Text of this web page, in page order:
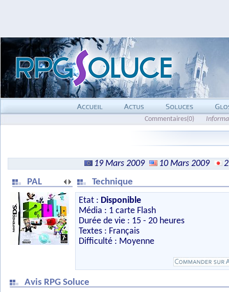
Commentaires(0)
19 Mars 2009 10 Mars 2009
PAL
Technique
Etat : Disponible
Média : 1 carte Flash
Durée de vie : 15 - 20 heures
Textes : Français
Difficulté : Moyenne
Avis RPG Soluce